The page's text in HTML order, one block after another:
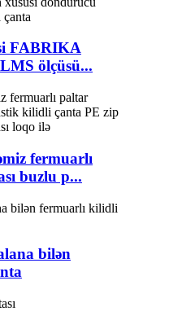
FABRIKA
ölçüsü...
fermuarlı
buzlu p...
bilən